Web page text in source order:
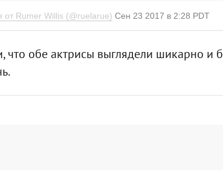
от Rumer Willis (@ruelarue) Сен 23 2017 в 2:28 PDT
что обе актрисы выглядели шикарно и